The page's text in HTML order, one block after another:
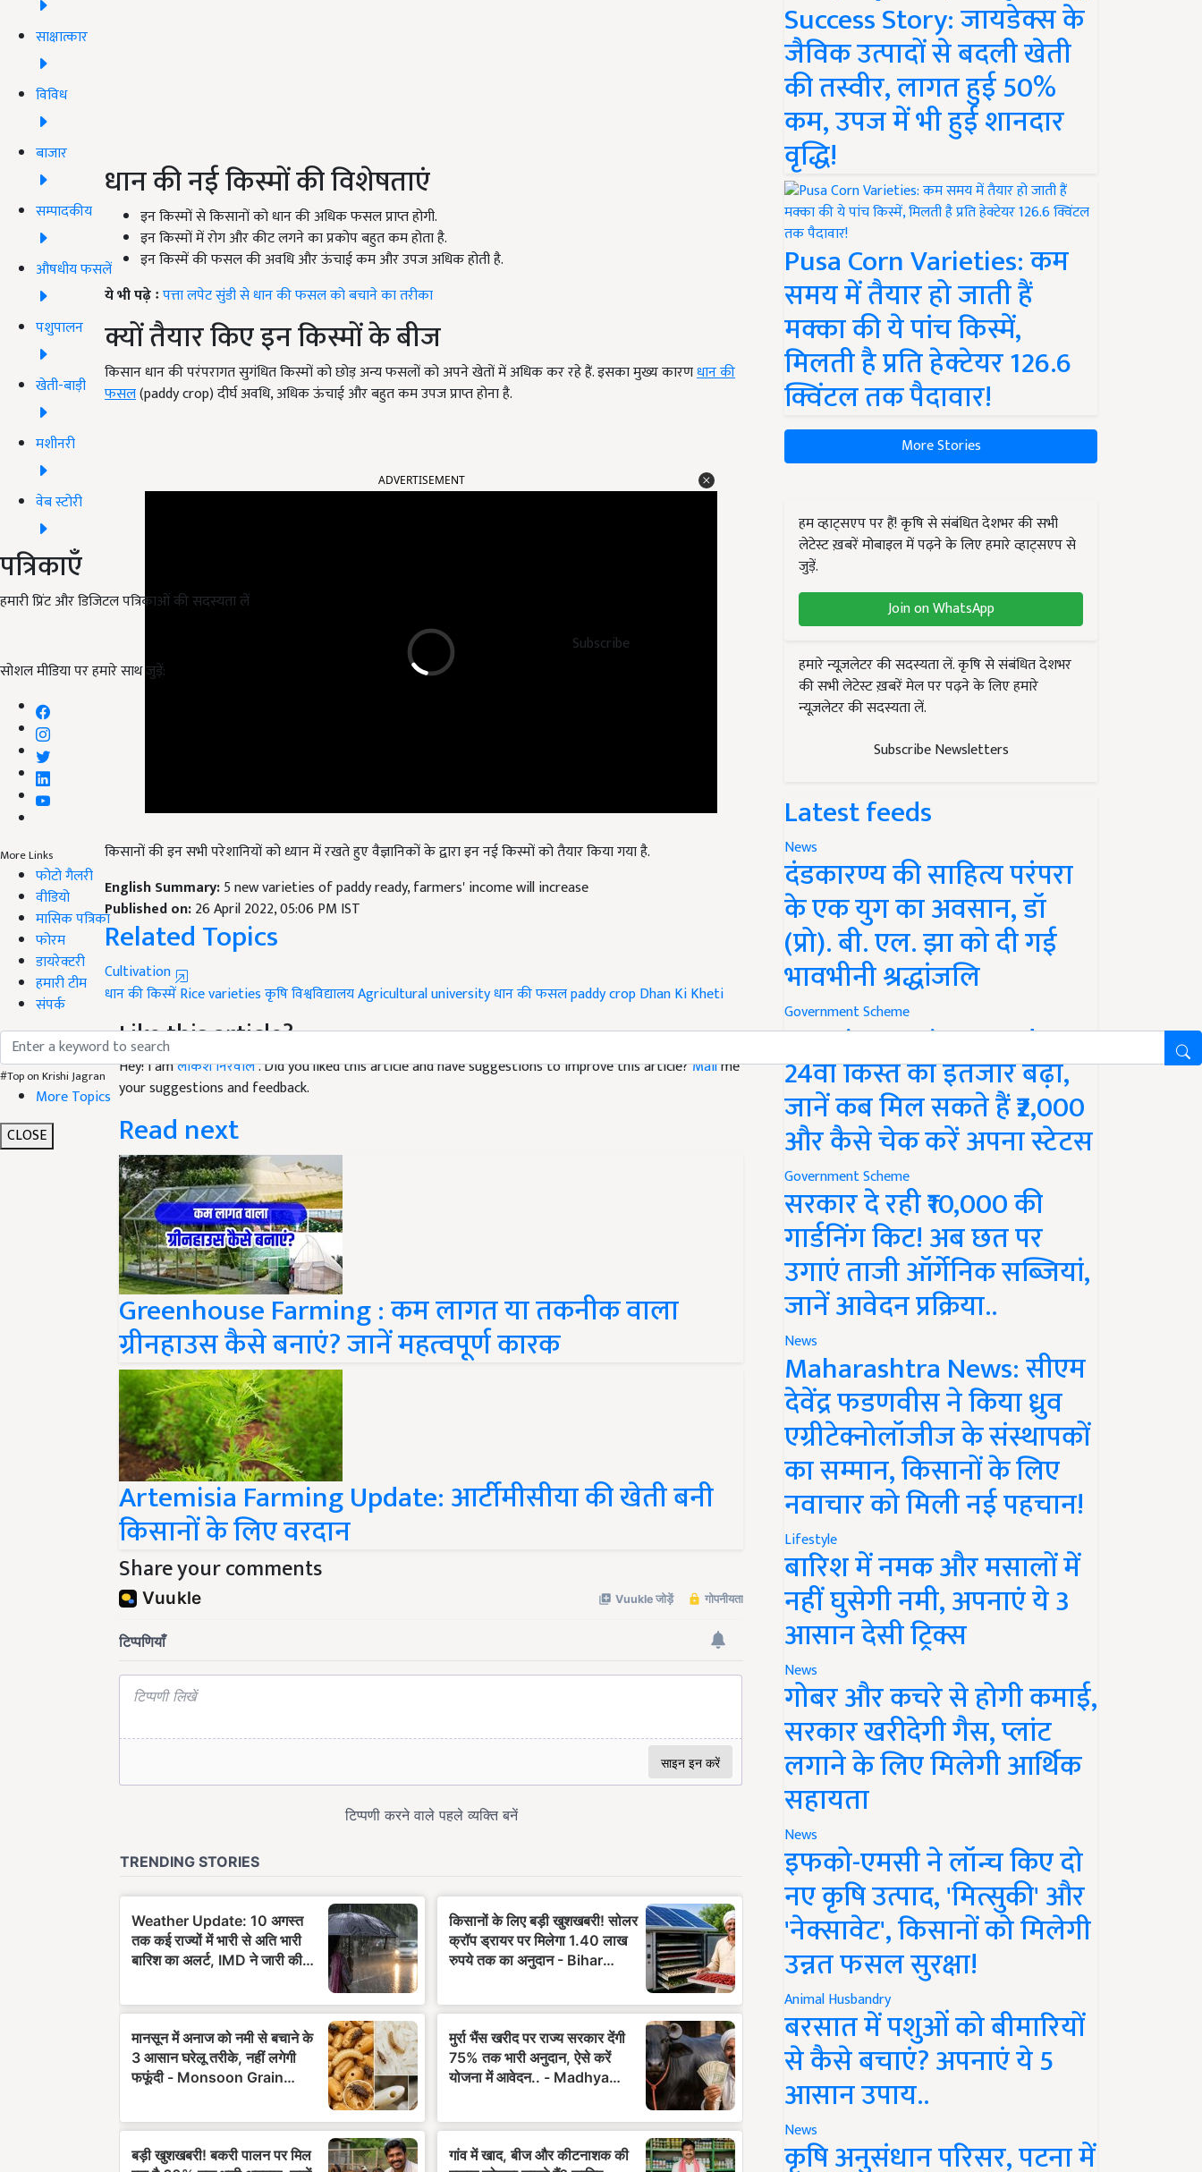
साक्षात्कार
विविध
बाजार
सम्पादकीय
औषधीय फसलें
पशुपालन
खेती-बाड़ी
मशीनरी
वेब स्टोरी
पत्रिकाएँ
हमारी प्रिंट और डिजिटल पत्रिकाओं की सदस्यता लें
Subscribe
सोशल मीडिया पर हमारे साथ जुड़ें:
More Links
फोटो गैलरी
वीडियो
मासिक पत्रिका
फोरम
डायरेक्टरी
हमारी टीम
संपर्क
#Top on Krishi Jagran
More Topics
CLOSE
धान की नई किस्मों की विशेषताएं
इन किस्मों से किसानों को धान की अधिक फसल प्राप्त होगी.
इन किस्मों में रोग और कीट लगने का प्रकोप बहुत कम होता है.
इन किस्में की फसल की अवधि और ऊंचाई कम और उपज अधिक होती है.
ये भी पढ़े ःपत्ता लपेट सुंडी से धान की फसल को बचाने का तरीका
क्यों तैयार किए इन किस्मों के बीज
किसान धान की परंपरागत सुगंधित किस्मों को छोड़ अन्य फसलों को अपने खेतों में अधिक कर रहे हैं. इसका मुख्य कारणधान की
फसल(paddy crop) दीर्घ अवधि, अधिक ऊंचाई और बहुत कम उपज प्राप्त होना है.
5 new varieties of paddy ready, farmers' income will increase
Published on:26 April 2022, 05:06 PM IST
Related Topics
Cultivation
धान की किस्में Rice varieties
Like this article?
Hey! I am
your suggestions and feedback.
Read next
Greenhouse Farming : कम लागत या तकनीक वाला
ग्रीनहाउस कैसे बनाएं? जानें महत्वपूर्ण कारक
Artemisia Farming Update: आर्टीमीसीया की खेती बनी
किसानों के लिए वरदान
Share your comments
Success Story: जायडेक्स के
जैविक उत्पादों से बदली खेती
की तस्वीर, लागत हुई 50%
कम, उपज में भी हुई शानदार
वृद्धि!
Pusa Corn Varieties: कम
समय में तैयार हो जाती हैं
मक्का की ये पांच किस्में,
मिलती है प्रति हेक्टेयर 126.6
क्विंटल तक पैदावार!
More Stories
हम व्हाट्सएप पर हैं! कृषि से संबंधित देशभर की सभी
लेटेस्ट ख़बरें मोबाइल में पढ़ने के लिए हमारे व्हाट्सएप से
जुड़ें.
Join on WhatsApp
हमारे न्यूज़लेटर की सदस्यता लें. कृषि से संबंधित देशभर
की सभी लेटेस्ट ख़बरें मेल पर पढ़ने के लिए हमारे
न्यूज़लेटर की सदस्यता लें.
Subscribe Newsletters
Latest feeds
News
दंडकारण्य की साहित्य परंपरा
के एक युग का अवसान, डॉ
(प्रो). बी. एल. झा को दी गई
भावभीनी श्रद्धांजलि
Government Scheme
PM Kisan Yojana Update:
24वीं किस्त का इंतजार बढ़ा,
जानें कब मिल सकते हैं ₹2,000
और कैसे चेक करें अपना स्टेटस
Government Scheme
सरकार दे रही ₹10,000 की
गार्डनिंग किट! अब छत पर
उगाएं ताजी ऑर्गेनिक सब्जियां,
जानें आवेदन प्रक्रिया..
News
Maharashtra News: सीएम
देवेंद्र फडणवीस ने किया ध्रुव
एग्रीटेक्नोलॉजीज के संस्थापकों
का सम्मान, किसानों के लिए
नवाचार को मिली नई पहचान!
Lifestyle
बारिश में नमक और मसालों में
नहीं घुसेगी नमी, अपनाएं ये 3
आसान देसी ट्रिक्स
News
गोबर और कचरे से होगी कमाई,
सरकार खरीदेगी गैस, प्लांट
लगाने के लिए मिलेगी आर्थिक
सहायता
News
इफको-एमसी ने लॉन्च किए दो
नए कृषि उत्पाद, 'मित्सुकी' और
'नेक्सावेट', किसानों को मिलेगी
उन्नत फसल सुरक्षा!
Animal Husbandry
बरसात में पशुओं को बीमारियों
से कैसे बचाएं? अपनाएं ये 5
आसान उपाय..
News
कृषि अनुसंधान परिसर, पटना में